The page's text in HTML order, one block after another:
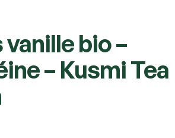
bio –
– Kusmi Tea